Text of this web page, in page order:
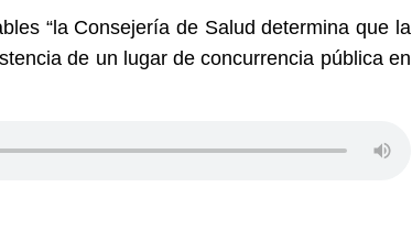
“la Consejería de Salud determina que la
de un lugar de concurrencia pública en